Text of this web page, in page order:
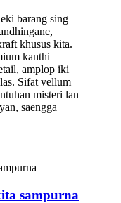
barang sing
khusus kita.
kanthi
amplop iki
Sifat vellum
misteri lan
saengga
sampurna